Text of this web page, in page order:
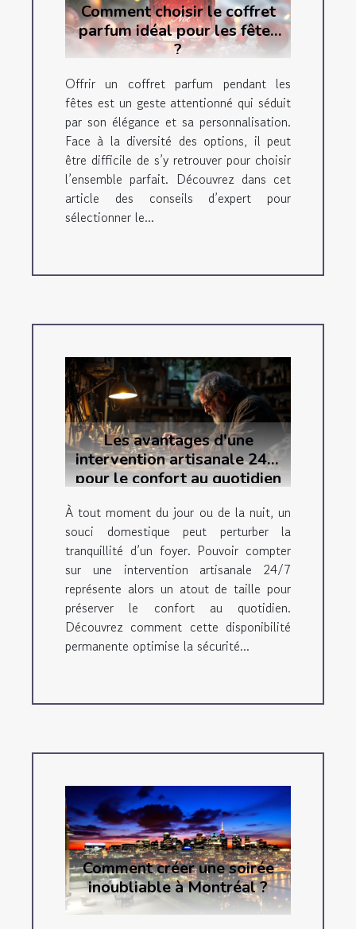
Comment choisir le coffret
parfum idéal pour les fêtes
?
Offrir un coffret parfum pendant les
fêtes est un geste attentionné qui séduit
par son élégance et sa personnalisation.
Face à la diversité des options, il peut
être difficile de s’y retrouver pour choisir
l’ensemble parfait. Découvrez dans cet
article des conseils d’expert pour
sélectionner le...
Les avantages d'une
intervention artisanale 24/7
pour le confort au quotidien
À tout moment du jour ou de la nuit, un
souci domestique peut perturber la
tranquillité d’un foyer. Pouvoir compter
sur une intervention artisanale 24/7
représente alors un atout de taille pour
préserver le confort au quotidien.
Découvrez comment cette disponibilité
permanente optimise la sécurité...
Comment créer une soirée
inoubliable à Montréal ?